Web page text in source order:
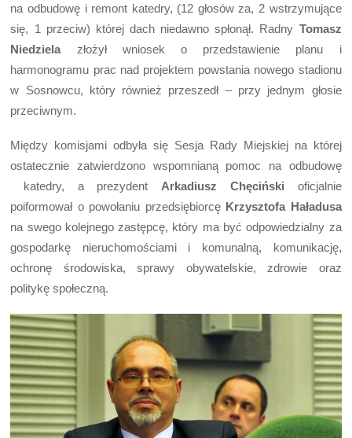
na odbudowę i remont katedry, (12 głosów za, 2 wstrzymujące
się, 1 przeciw) której dach niedawno spłonął. Radny Tomasz
Niedziela złożył wniosek o przedstawienie planu i
harmonogramu prac nad projektem powstania nowego stadionu
w Sosnowcu, który również przeszedł – przy jednym głosie
przeciwnym.
Między komisjami odbyła się Sesja Rady Miejskiej na której
ostatecznie zatwierdzono wspomnianą pomoc na odbudowę
katedry, a prezydentArkadiusz Chęciński oficjalnie
poiformował o powołaniu przedsiębiorcę Krzysztofa Haładusa
na swego kolejnego zastępcę, który ma być odpowiedzialny za
gospodarkę nieruchomościami i komunalną, komunikację,
ochronę środowiska, sprawy obywatelskie, zdrowie oraz
politykę społeczną.